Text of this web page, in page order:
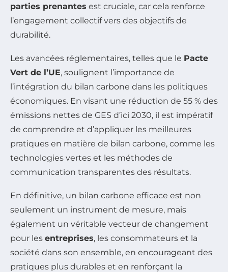
parties prenantes est cruciale, car cela renforce
l’engagement collectif vers des objectifs de
durabilité.
Les avancées réglementaires, telles que le Pacte
Vert de l’UE, soulignent l’importance de
l’intégration du bilan carbone dans les politiques
économiques. En visant une réduction de 55 % des
émissions nettes de GES d’ici 2030, il est impératif
de comprendre et d’appliquer les meilleures
pratiques en matière de bilan carbone, comme les
technologies vertes et les méthodes de
communication transparentes des résultats.
En définitive, un bilan carbone efficace est non
seulement un instrument de mesure, mais
également un véritable vecteur de changement
pour les entreprises, les consommateurs et la
société dans son ensemble, en encourageant des
pratiques plus durables et en renforçant la